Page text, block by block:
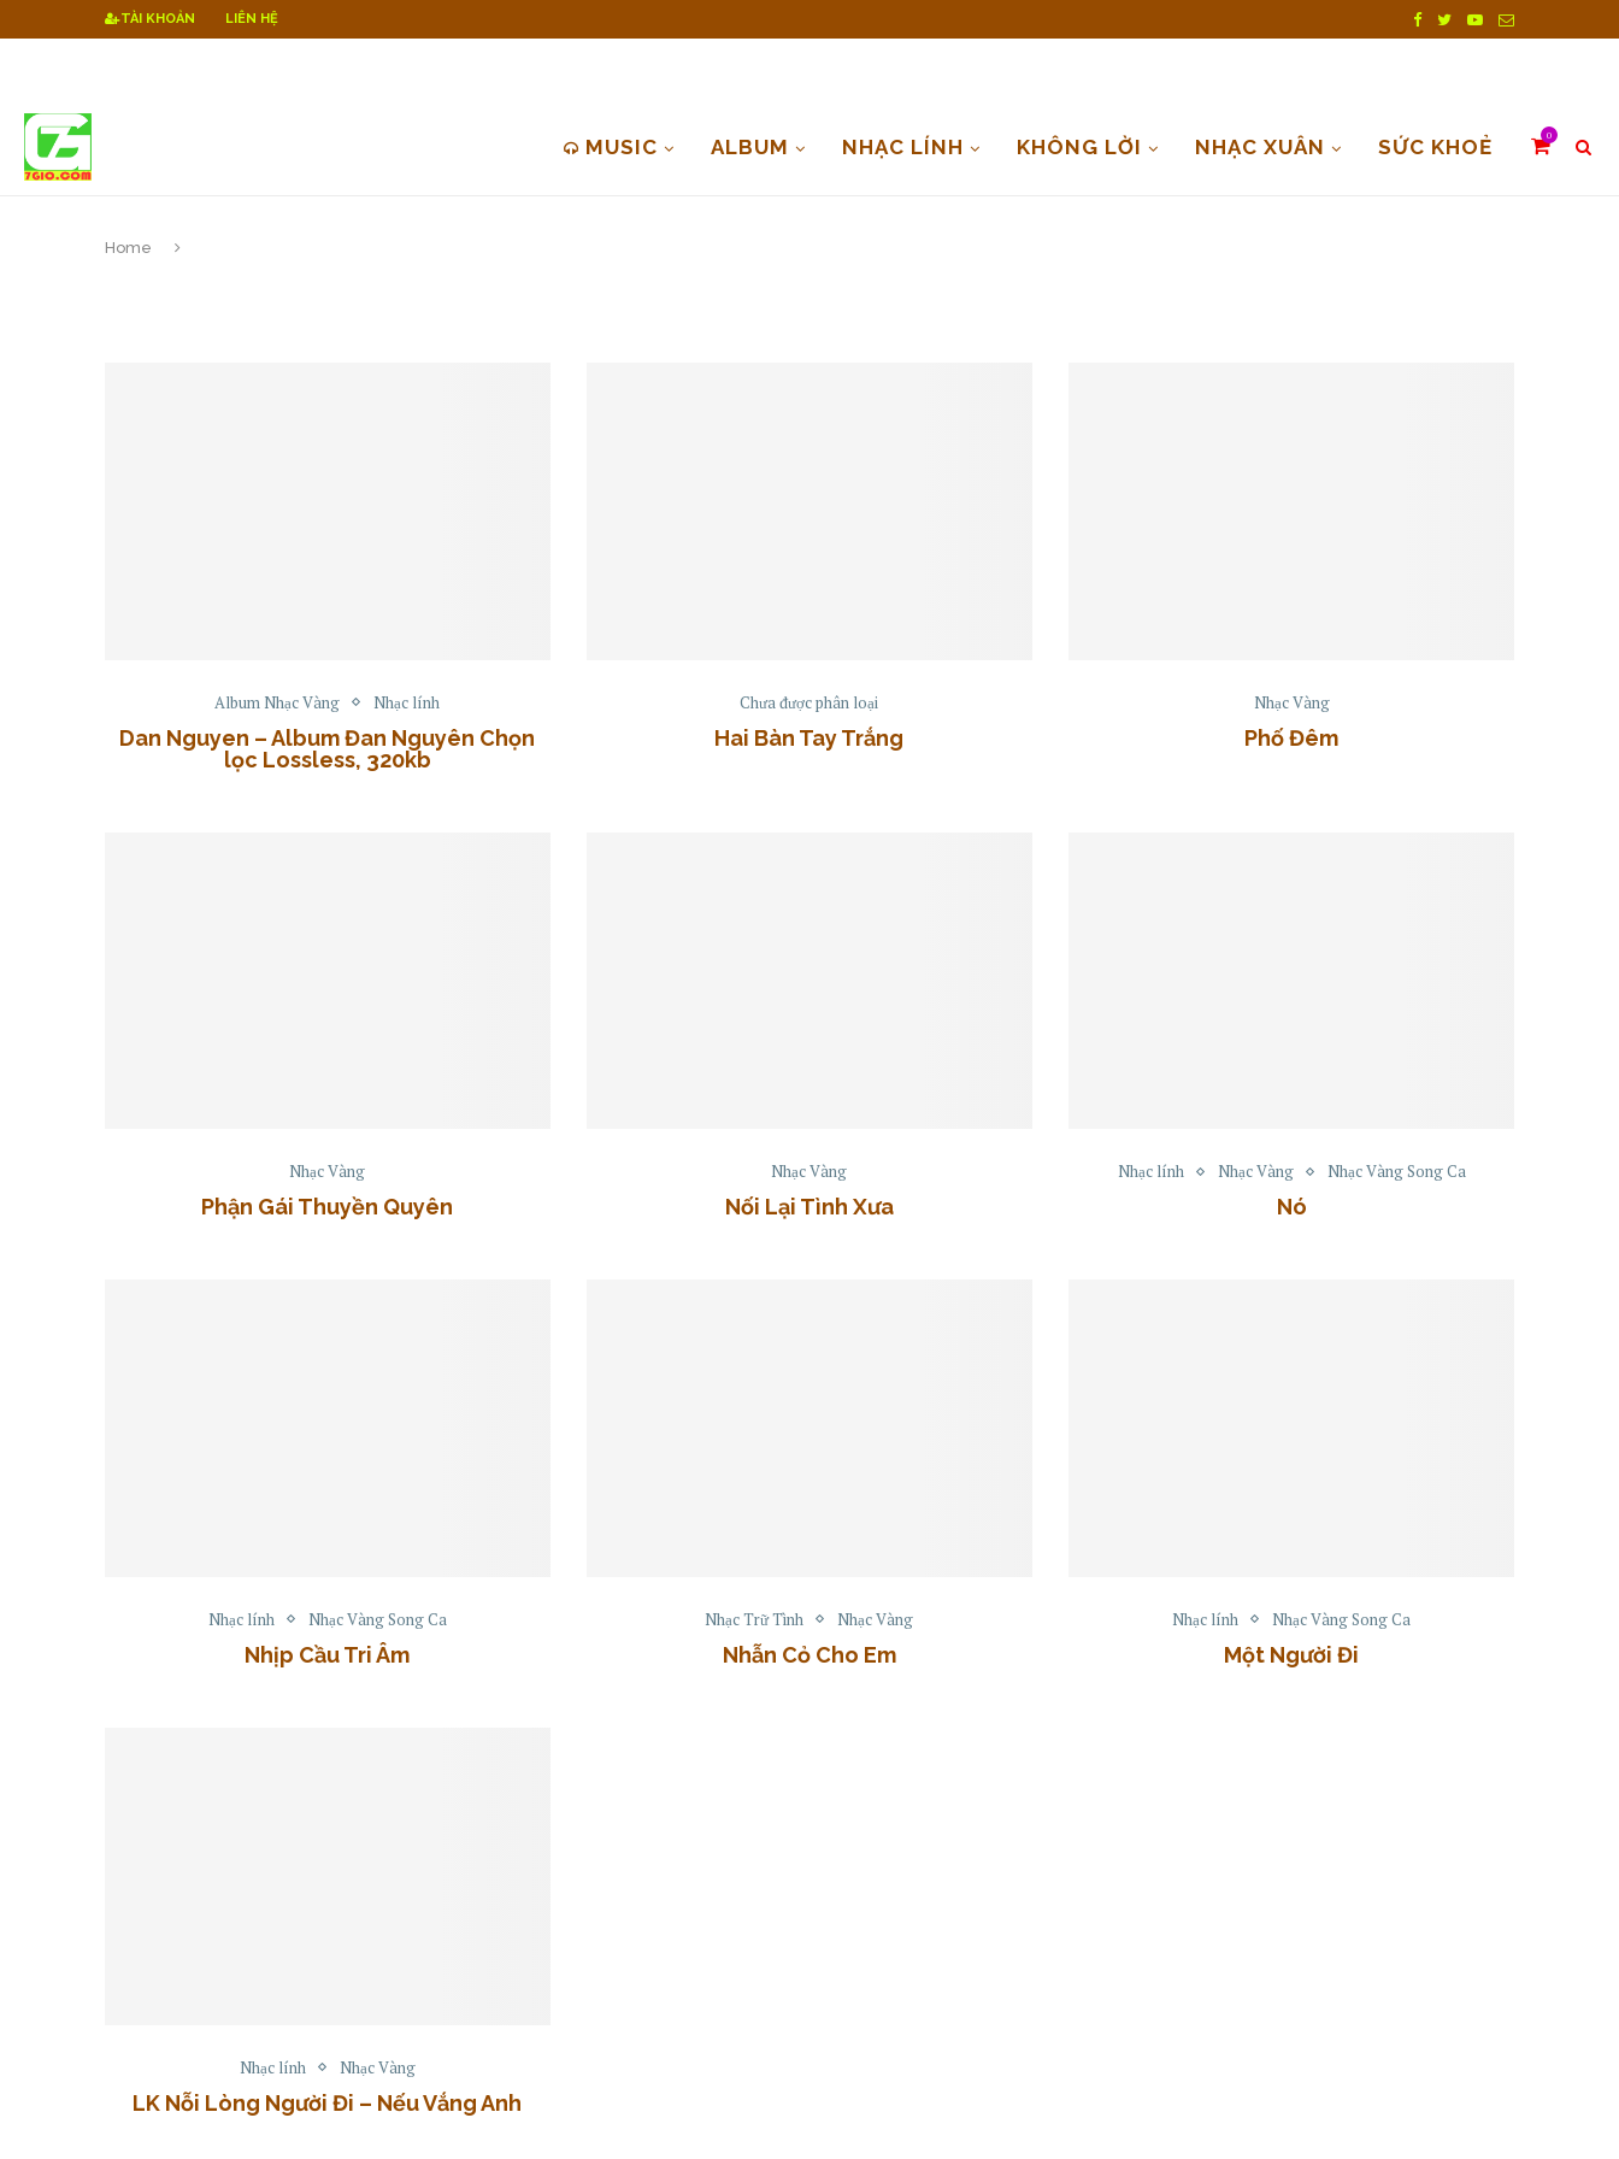
TÀI KHOẢN LIÊN HỆ
MUSIC ALBUM NHẠC LÍNH KHÔNG LỜI NHẠC XUÂN SỨC KHOẺ 0
Home
Album Nhạc Vàng Nhạc lính
Dan Nguyen – Album Đan Nguyên Chọn
lọc Lossless, 320kb
Chưa được phân loại
Hai Bàn Tay Trắng
Nhạc Vàng
Phố Đêm
Nhạc Vàng
Phận Gái Thuyền Quyên
Nhạc Vàng
Nối Lại Tình Xưa
Nhạc lính Nhạc Vàng Nhạc Vàng Song Ca
Nó
Nhạc lính Nhạc Vàng Song Ca
Nhịp Cầu Tri Âm
Nhạc Trữ Tình Nhạc Vàng
Nhẫn Cỏ Cho Em
Nhạc lính Nhạc Vàng Song Ca
Một Người Đi
Nhạc lính Nhạc Vàng
LK Nỗi Lòng Người Đi – Nếu Vắng Anh